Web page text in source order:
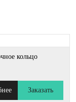
кольцо
Заказать